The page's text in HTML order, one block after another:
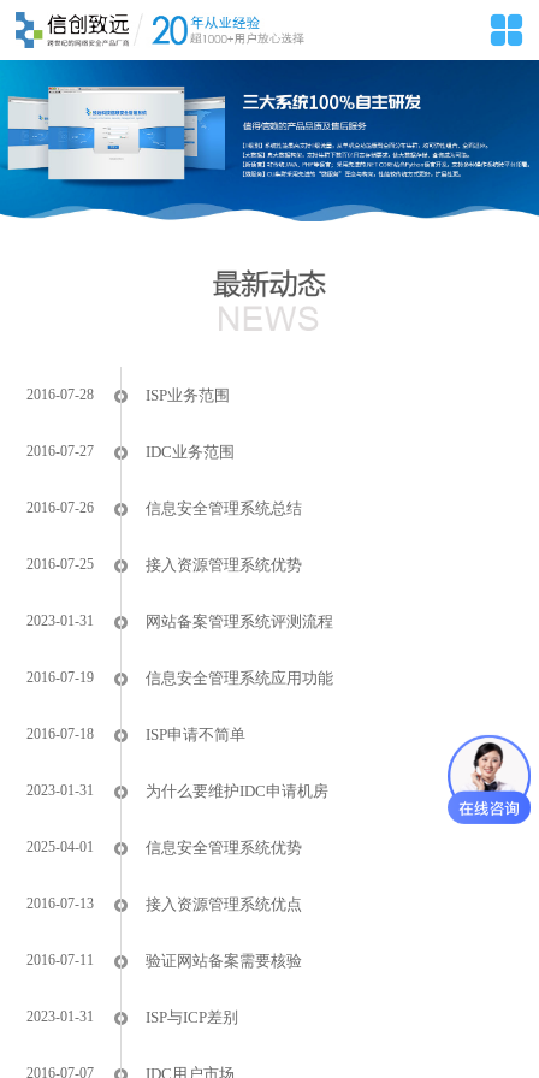
2016-07-28 ISP业务范围
2016-07-27 IDC业务范围
2016-07-26 信息安全管理系统总结
2016-07-25 接入资源管理系统优势
2023-01-31 网站备案管理系统评测流程
2016-07-19 信息安全管理系统应用功能
2016-07-18 ISP申请不简单
2023-01-31 为什么要维护IDC申请机房
2025-04-01 信息安全管理系统优势
2016-07-13 接入资源管理系统优点
2016-07-11 验证网站备案需要核验
2023-01-31 ISP与ICP差别
2016-07-07 IDC用户市场